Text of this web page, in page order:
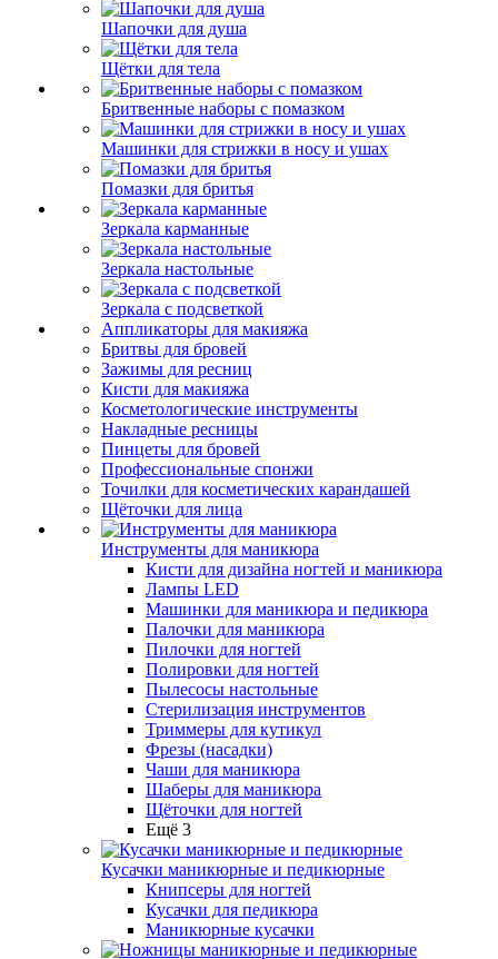
Шапочки для душа
Щётки для тела
Бритвенные наборы с помазком
Машинки для стрижки в носу и ушах
Помазки для бритья
Зеркала карманные
Зеркала настольные
Зеркала с подсветкой
Аппликаторы для макияжа
Бритвы для бровей
Зажимы для ресниц
Кисти для макияжа
Косметологические инструменты
Накладные ресницы
Пинцеты для бровей
Профессиональные спонжи
Точилки для косметических карандашей
Щёточки для лица
Инструменты для маникюра
Кисти для дизайна ногтей и маникюра
Лампы LED
Машинки для маникюра и педикюра
Палочки для маникюра
Пилочки для ногтей
Полировки для ногтей
Пылесосы настольные
Стерилизация инструментов
Триммеры для кутикул
Фрезы (насадки)
Чаши для маникюра
Шаберы для маникюра
Щёточки для ногтей
Ещё 3
Кусачки маникюрные и педикюрные
Книпсеры для ногтей
Кусачки для педикюра
Маникюрные кусачки